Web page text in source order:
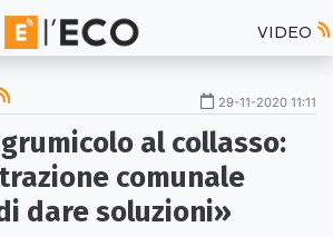
VIDEO
29-11-2020 11:11
al collasso:
comunale
dare soluzioni»